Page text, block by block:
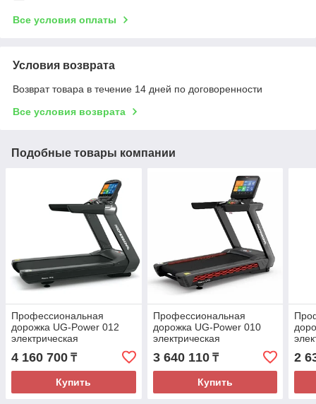
Все условия оплаты
Условия возврата
Возврат товара в течение 14 дней по договоренности
Все условия возврата
Подобные товары компании
Профессиональная
дорожка UG-Power 012
электрическая
4 160 700 ₸
Купить
Профессиональная
дорожка UG-Power 010
электрическая
3 640 110₸
Купить
2